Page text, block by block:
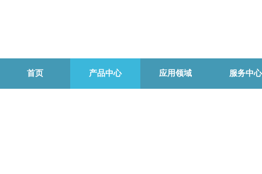
首页 产品中心 应用领域 服务中心